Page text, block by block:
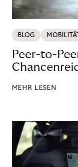
BLOG
Peer-to-
MEHR LESEN